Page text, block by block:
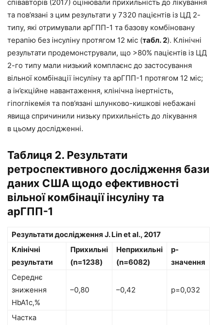
співавторів (2017) оцінювали прихильність до лікування
та пов’язані з цим результати у 7320 пацієнтів із ЦД 2-
типу, які отримували арГПП-1 та базову комбіновану
терапію без інсуліну протягом 12 міс (табл. 2). Клінічні
результати продемонстрували, що >80% пацієнтів із ЦД
2-го типу мали низький комплаєнс до застосування
вільної комбінації інсуліну та арГПП-1 протягом 12 міс;
а ін’єкційне навантаження, клінічна інертність,
гіпоглікемія та пов’язані шлунково-­кишкові небажані
явища спричинили низьку прихильність до лікування
в цьому дослідженні.
Таблиця 2. Результати
ретроспективного дослідження бази
даних США щодо ефективності
вільної комбінації інсуліну та
арГПП-1
Результати дослідження J. Lin et al., 2017
Клінічні
результати
Прихильні
(n=1238)
Неприхильні
(n=6082)
р-
значення
Середнє
зниження
HbA1c,%
–0,80 –0,42 р=0,032
Частка